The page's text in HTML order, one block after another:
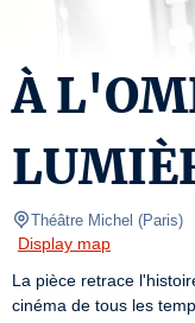
À
Théâtre Michel (Paris)
Display map
La pièce retrace
cinéma de tous les